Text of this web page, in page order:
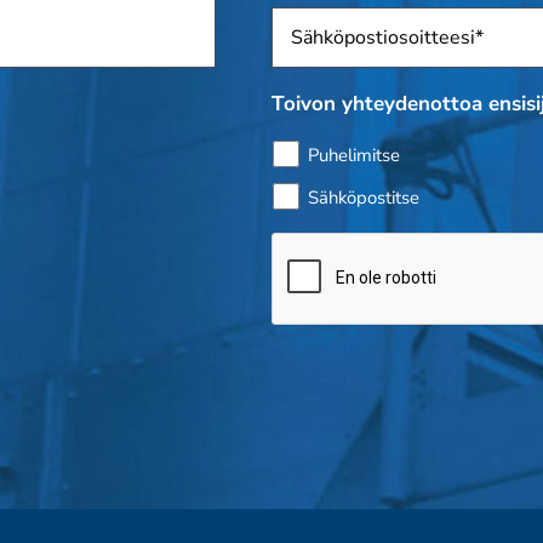
Sposti *
Toivon yhteydenottoa
Puhelimitse
Sähköpostitse